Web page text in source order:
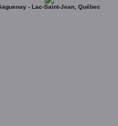
- Lac-Saint-Jean, Québec